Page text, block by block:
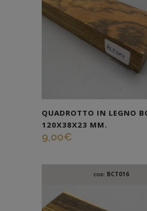
QUADROTTO IN LEGNO
120X38X23 MM.
9,00€
COD: BCT016